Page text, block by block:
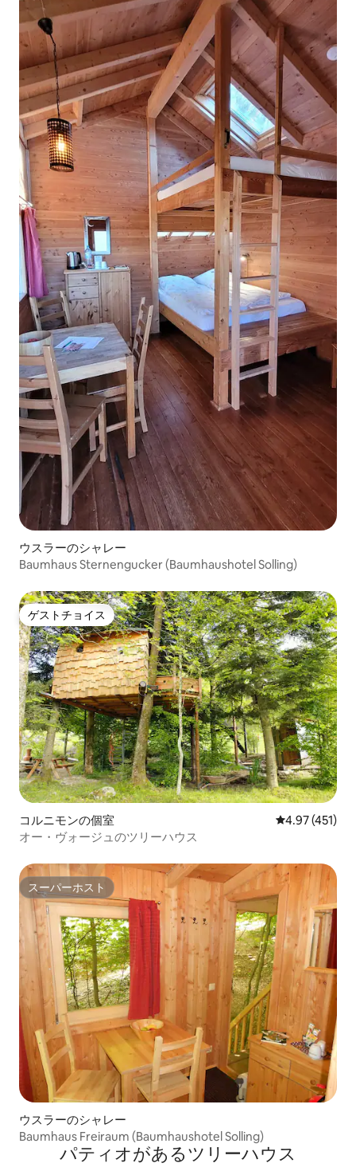
ウスラーのシャレー
Baumhaus Sternengucker (Baumhaushotel Solling)
ゲストチョイス
ゲストチョイス
コルニモンの個室 レビュー451
4.97 (451)
オー・ヴォージュのツリーハウス
スーパーホスト
スーパーホスト
ウスラーのシャレー
Baumhaus Freiraum (Baumhaushotel Solling)
パティオがあるツリーハウス